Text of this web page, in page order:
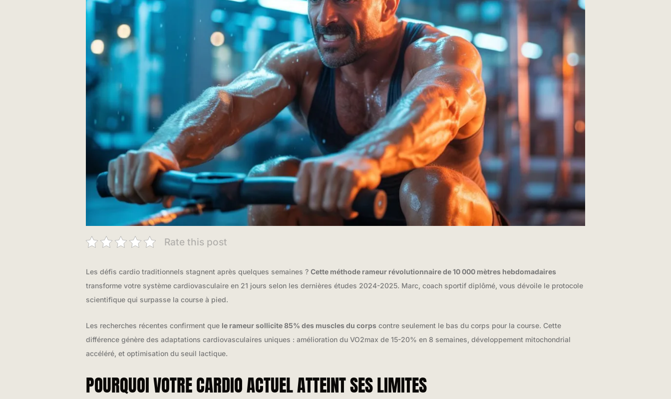
Rate this post
Les défis cardio traditionnels stagnent après quelques semaines ? Cette méthode rameur révolutionnaire de 10 000 mètres hebdomadaires
transforme votre système cardiovasculaire en 21 jours selon les dernières études 2024-2025. Marc, coach sportif diplômé, vous dévoile le protocole
scientifique qui surpasse la course à pied.
Les recherches récentes confirment que le rameur sollicite 85% des muscles du corps contre seulement le bas du corps pour la course. Cette
différence génère des adaptations cardiovasculaires uniques : amélioration du VO2max de 15-20% en 8 semaines, développement mitochondrial
accéléré, et optimisation du seuil lactique.
POURQUOI VOTRE CARDIO ACTUEL ATTEINT SES LIMITES